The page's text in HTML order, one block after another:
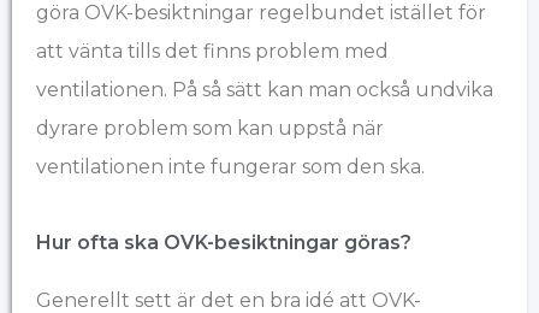
göra OVK-besiktningar regelbundet istället för
att vänta tills det finns problem med
ventilationen. På så sätt kan man också undvika
dyrare problem som kan uppstå när
ventilationen inte fungerar som den ska.
Hur ofta ska OVK-besiktningar göras?
Generellt sett är det en bra idé att OVK-